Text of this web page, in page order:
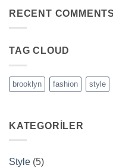
Blog
RECENT COMMENTS
TAG CLOUD
brooklyn fashion style
KATEGORILER
Style (5)